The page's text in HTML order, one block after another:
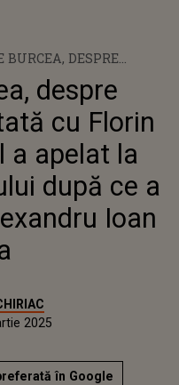
BURCEA, DESPRE
PURTATĂ CU
ACTORUL A
LA SFATURILE
DUPĂ CE A
ROLUL LUI
IOAN CUZA
despre
cu Florin
a apelat la
după ce a
Ioan
2025
în Google